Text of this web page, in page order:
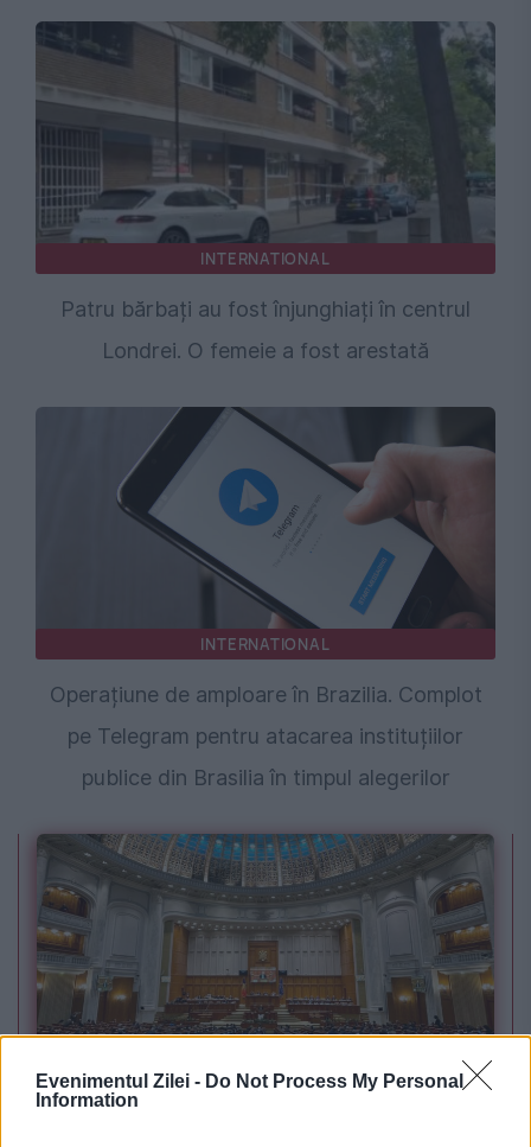
Evenimentul Zilei - Do Not Process My Personal
Information
INTERNATIONAL
Patru bărbați au fost înjunghiați în centrul
Londrei. O femeie a fost arestată
INTERNATIONAL
Operațiune de amploare în Brazilia. Complot
pe Telegram pentru atacarea instituțiilor
publice din Brasilia în timpul alegerilor
POLITICA